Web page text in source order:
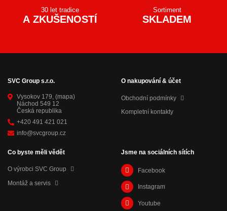
30 let tradice
A ZKUŠENOSTÍ
Sortiment
SKLADEM
SVC Group s.r.o.
Vysokov 179, (mapa)
Náchod 549 12
Česká republika
+420 491 421 021
info@svcgroup.cz
O nakupování & účet
Obchodní podmínky
Kompletní kontakty
Co byste měli vědět
O výrobci SVC Group
Montáž a servis
Jsme na sociálních sítích
Facebook
Instagram
Youtube